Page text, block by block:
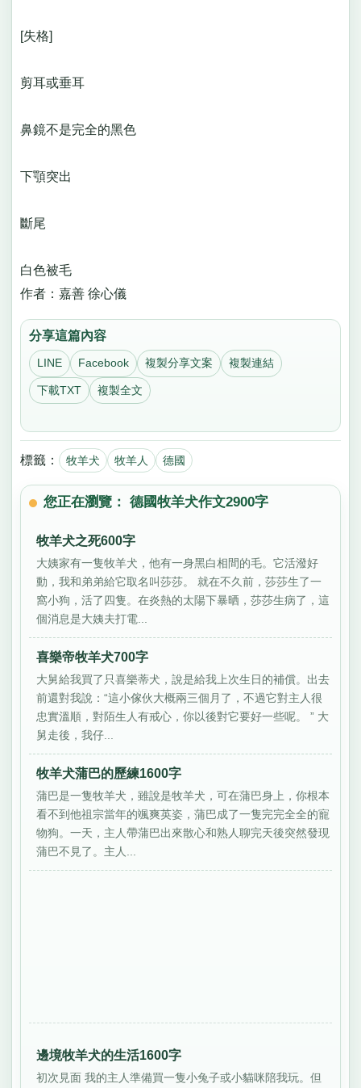
[失格]
剪耳或垂耳
鼻鏡不是完全的黑色
下顎突出
斷尾
白色被毛
作者：嘉善 徐心儀
分享這篇內容
LINE Facebook 複製分享文案 複製連結
下載TXT 複製全文
標籤： 牧羊犬 牧羊人 德國
您正在瀏覽： 德國牧羊犬作文2900字
牧羊犬之死600字
大姨家有一隻牧羊犬，他有一身黑白相間的毛。它活潑好
動，我和弟弟給它取名叫莎莎。 就在不久前，莎莎生了一
窩小狗，活了四隻。在炎熱的太陽下暴晒，莎莎生病了，這
個消息是大姨夫打電...
喜樂帝牧羊犬700字
大舅給我買了只喜樂蒂犬，說是給我上次生日的補償。出去
前還對我說：“這小傢伙大概兩三個月了，不過它對主人很
忠實溫順，對陌生人有戒心，你以後對它要好一些呢。 ” 大
舅走後，我仔...
牧羊犬蒲巴的歷練1600字
蒲巴是一隻牧羊犬，雖說是牧羊犬，可在蒲巴身上，你根本
看不到他祖宗當年的颯爽英姿，蒲巴成了一隻完完全全的寵
物狗。一天，主人帶蒲巴出來散心和熟人聊完天後突然發現
蒲巴不見了。主人...
邊境牧羊犬的生活1600字
初次見面 我的主人準備買一隻小兔子或小貓咪陪我玩。但